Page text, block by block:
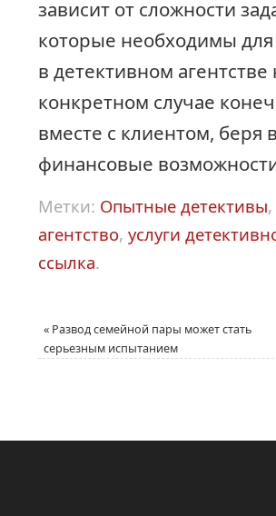
зависит от сложности
которые необходимы для
в детективном
конкретном случае
вместе с клиентом,
финансовые
Метки: Опытные детективы,
агентство, услуги
ссылка.
«Развод семейной пары может стать
серьезным испытанием